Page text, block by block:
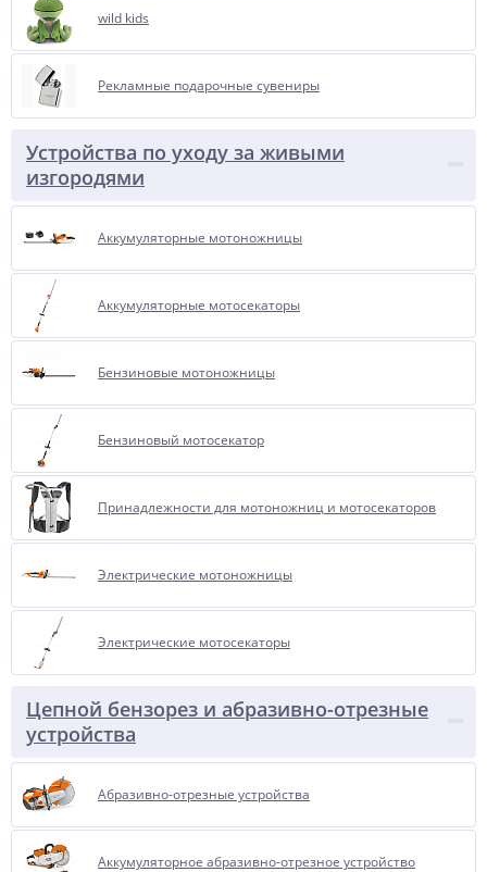
wild kids
Рекламные подарочные сувениры
Устройства по уходу за живыми
изгородями
Аккумуляторные мотоножницы
Аккумуляторные мотосекаторы
Бензиновые мотоножницы
Бензиновый мотосекатор
Принадлежности для мотоножниц и мотосекаторов
Электрические мотоножницы
Электрические мотосекаторы
Цепной бензорез и абразивно-отрезные
устройства
Абразивно-отрезные устройства
Аккумуляторное абразивно-отрезное устройство